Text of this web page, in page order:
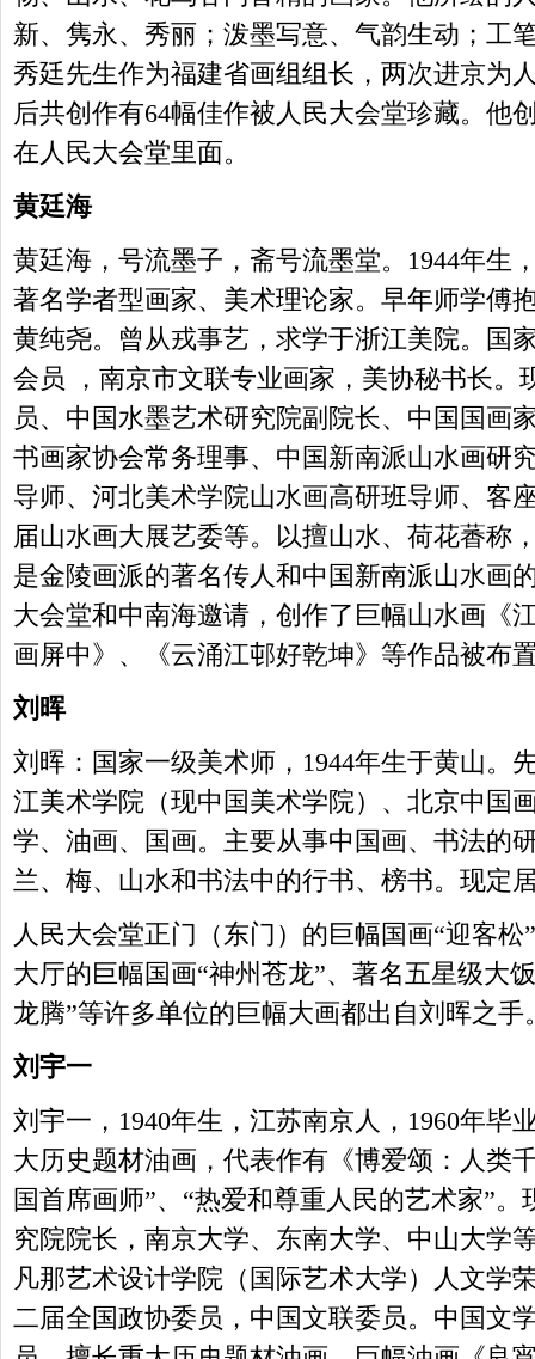
新、隽永、秀丽；泼墨写意、气韵生动；工
秀廷先生作为福建省画组组长，两次进京为
后共创作有64幅佳作被人民大会堂珍藏。他
在人民大会堂里面。
黄廷海
黄廷海，号流墨子，斋号流墨堂。1944年生
著名学者型画家、美术理论家。早年师学傅
黄纯尧。曾从戎事艺，求学于浙江美院。国
会员 ，南京市文联专业画家，美协秘书长。
员、中国水墨艺术研究院副院长、中国国画
书画家协会常务理事、中国新南派山水画研
导师、河北美术学院山水画高研班导师、客
届山水画大展艺委等。以擅山水、荷花萫称
是金陵画派的著名传人和中国新南派山水画
大会堂和中南海邀请，创作了巨幅山水画《
画屏中》、《云涌江邨好乾坤》等作品被布
刘晖
刘晖：国家一级美术师，1944年生于黄山。
江美术学院（现中国美术学院）、北京中国
学、油画、国画。主要从事中国画、书法的
兰、梅、山水和书法中的行书、榜书。现定
人民大会堂正门（东门）的巨幅国画“迎客
大厅的巨幅国画“神州苍龙”、著名五星级大
龙腾”等许多单位的巨幅大画都出自刘晖之手
刘宇一
刘宇一，1940年生，江苏南京人，1960年毕
大历史题材油画，代表作有《博爱颂：人类
国首席画师”、“热爱和尊重人民的艺术家”
究院院长，南京大学、东南大学、中山大学
凡那艺术设计学院（国际艺术大学）人文学
二届全国政协委员，中国文联委员。中国文